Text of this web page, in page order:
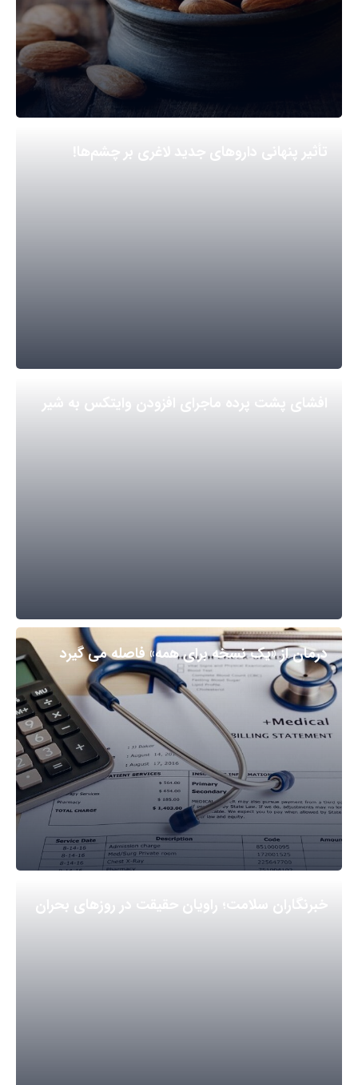
تأثیر پنهانی داروهای جدید لاغری بر چشم‌ها!
افشای پشت پرده ماجرای افزودن وایتکس به شیر
درمان از «یک نسخه برای همه» فاصله می گیرد
خبرنگاران سلامت؛ راویان حقیقت در روزهای بحران